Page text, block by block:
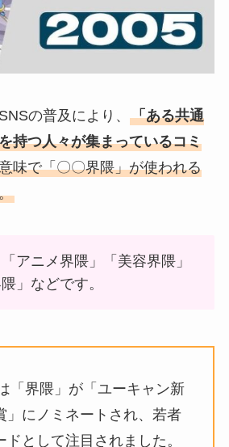
の普及により、 「ある共通
持つ人々が集まっているコミ
味で「〇〇界隈」が使われる
アニメ界隈」「美容界隈」
隈」などです。
「界隈」が「ユーキャン新
」にノミネートされ、若者
として注目されました。